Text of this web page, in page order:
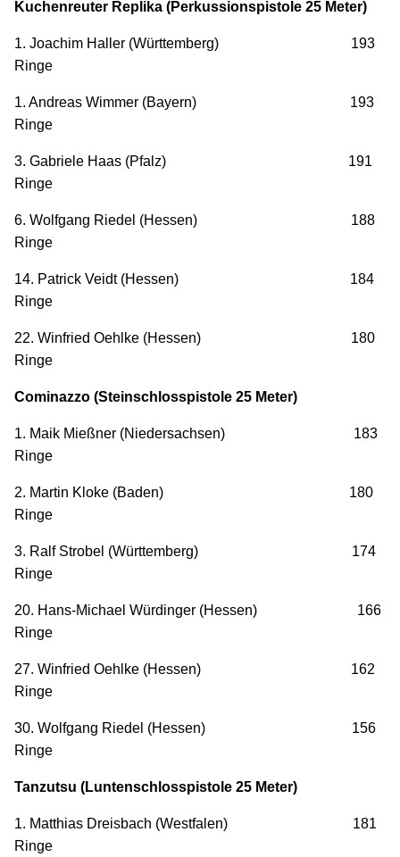
Kuchenreuter Replika (Perkussionspistole 25 Meter)
1. Joachim Haller (Württemberg) 193
Ringe
1. Andreas Wimmer (Bayern) 193
Ringe
3. Gabriele Haas (Pfalz) 191
Ringe
6. Wolfgang Riedel (Hessen) 188
Ringe
14. Patrick Veidt (Hessen) 184
Ringe
22. Winfried Oehlke (Hessen) 180
Ringe
Cominazzo (Steinschlosspistole 25 Meter)
1. Maik Mießner (Niedersachsen) 183
Ringe
2. Martin Kloke (Baden) 180
Ringe
3. Ralf Strobel (Württemberg) 174
Ringe
20. Hans-Michael Würdinger (Hessen) 166
Ringe
27. Winfried Oehlke (Hessen) 162
Ringe
30. Wolfgang Riedel (Hessen) 156
Ringe
Tanzutsu (Luntenschlosspistole 25 Meter)
1. Matthias Dreisbach (Westfalen) 181
Ringe